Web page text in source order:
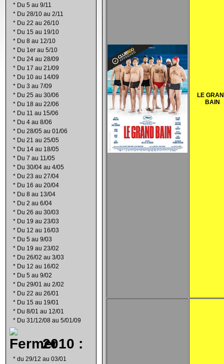
* Du 5 au 9/11
* Du 28/10 au 2/11
* Du 22 au 26/10
* Du 15 au 19/10
* Du 8 au 12/10
* Du 1er au 5/10
* Du 24 au 28/09
* Du 17 au 21/09
* Du 10 au 14/09
* Du 3 au 7/09
* Du 25 au 30/06
* Du 18 au 22/06
* Du 11 au 15/06
* Du 4 au 8/06
* Du 28/05 au 01/06
* Du 21 au 25/05
* Du 14 au 18/05
* Du 7 au 11/05
* Du 30/04 au 4/05
* Du 23 au 27/04
* Du 16 au 20/04
* Du 8 au 13/04
* Du 2 au 6/04
* Du 26 au 30/03
* Du 19 au 23/03
* Du 12 au 16/03
* Du 5 au 9/03
* Du 19 au 23/02
* Du 26/02 au 3/03
* Du 12 au 16/02
* Du 5 au 9/02
* Du 29/01 au 2/02
* Du 22 au 26/01
* Du 15 au 19/01
* Du 8/01 au 12/01
* Du 31/12/08 au 5/01/09
2010 :
* du 29/12 au 03/01
LE
BAIN